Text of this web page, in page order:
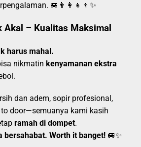
🚐👨‍👩‍👧‍👦✨
Akal – Kualitas Maksimal
harus mahal.
nikmatin kenyamanan ekstra
dan adem, sopir profesional,
door—semuanya kami kasih
ramah di dompet.
bersahabat. Worth it banget! 🚐✨